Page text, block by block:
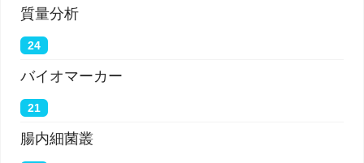
質量分析
24
バイオマーカー
21
腸内細菌叢